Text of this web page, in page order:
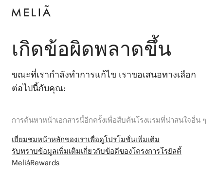
เกิดข้อผิดพลาดขึ้น
ขณะที่เรากำลังทำการแก้ไข เราขอเสนอทางเลือก
ต่อไปนี้กับคุณ:
การค้นหาหน้าเอกสารนี้อีกครั้งเพื่อสืบค้นโรงแรมที่น่าสนใจอื่น ๆ
เยี่ยมชมหน้าหลักของเราเพื่อดูโปรโมชั่นเพิ่มเติม
รับทราบข้อมูลเพิ่มเติมเกี่ยวกับข้อดีของโครงการโรยัลตี้
MeliáRewards